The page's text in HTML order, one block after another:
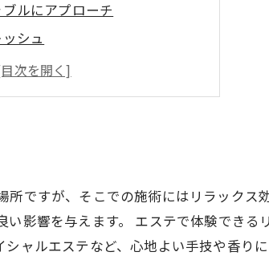
ルにアプローチ
シュ
テティシャンがサポート
！
ですが、そこでの施術にはリラックス
影響を与えます。 エステで体験できる
ャルエステなど、心地よい手技や香り